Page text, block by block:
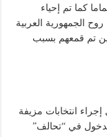
كما تم إحياء
الجمهورية العربية
تم قمعهم بسبب
انتخابات مزيفة
في “تحالف”